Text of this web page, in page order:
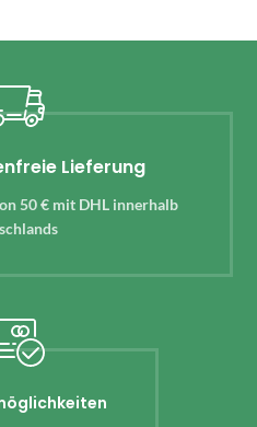
Lieferung
50 € mit DHL innerhalb